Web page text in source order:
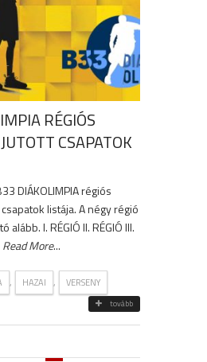
RÉGIÓS
CSAPATOK
DIÁKOLIMPIA régiós
listája. A négy régió
I. RÉGIÓ II. RÉGIÓ III.
Read More...
, HAZAI , VERSENY
tovább